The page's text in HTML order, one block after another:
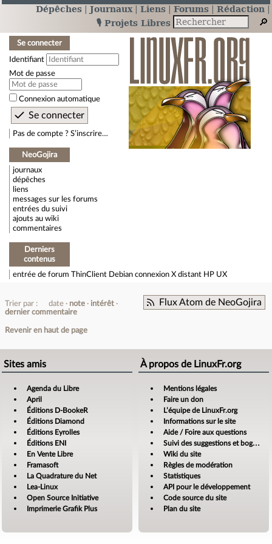
Dépêches Journaux Liens Forums
Rédaction
🎙️ Projets Libres
Se connecter
Identifiant
Mot de passe
Connexion automatique
Pas de compte ? S’inscrire…
NeoGojira
journaux
dépêches
liens
messages sur les forums
entrées du suivi
ajouts au wiki
commentaires
Derniers
contenus
entrée de forum ThinClient Debian connexion X distant HP UX
Flux Atom de NeoGojira
Trier par : date note
intérêt
dernier commentaire
Revenir en haut de page
Sites amis
Agenda du Libre
April
Éditions D-BookeR
Éditions Diamond
Éditions Eyrolles
Éditions ENI
En Vente Libre
Framasoft
La Quadrature du Net
Lea-Linux
Open Source Initiative
Imprimerie Grafik Plus
À propos de LinuxFr.org
Mentions légales
Faire un don
L’équipe de LinuxFr.org
Informations sur le site
Aide / Foire aux questions
Suivi des suggestions et bogues
Wiki du site
Règles de modération
Statistiques
API pour le développement
Code source du site
Plan du site